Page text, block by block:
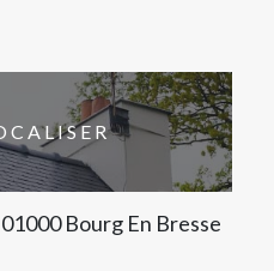
Bourg En Bresse